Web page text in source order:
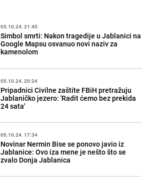
05.10.24. 21:45
Simbol smrti: Nakon tragedije u Jablanici na
Google Mapsu osvanuo novi naziv za
kamenolom
05.10.24. 20:24
Pripadnici Civilne zaštite FBiH pretražuju
Jablaničko jezero: 'Radit ćemo bez prekida
24 sata'
05.10.24. 17:34
Novinar Nermin Bise se ponovo javio iz
Jablanice: Ovo iza mene je nešto što se
zvalo Donja Jablanica